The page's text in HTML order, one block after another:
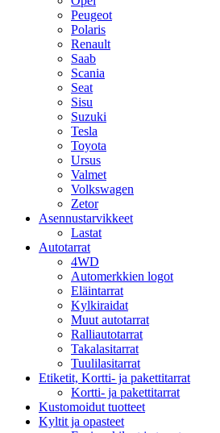
Peugeot
Polaris
Renault
Saab
Scania
Seat
Sisu
Suzuki
Tesla
Toyota
Ursus
Valmet
Volkswagen
Zetor
Asennustarvikkeet
Lastat
Autotarrat
4WD
Automerkkien logot
Eläintarrat
Kylkiraidat
Muut autotarrat
Ralliautotarrat
Takalasitarrat
Tuulilasitarrat
Etiketit, Kortti- ja pakettitarrat
Kortti- ja pakettitarrat
Kustomoidut tuotteet
Kyltit ja opasteet